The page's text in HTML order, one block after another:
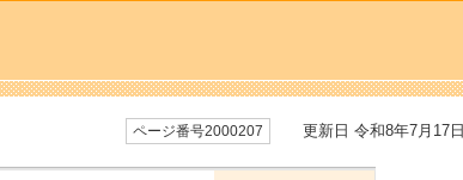
ページ番号2000207 更新日 令和8年7月17日